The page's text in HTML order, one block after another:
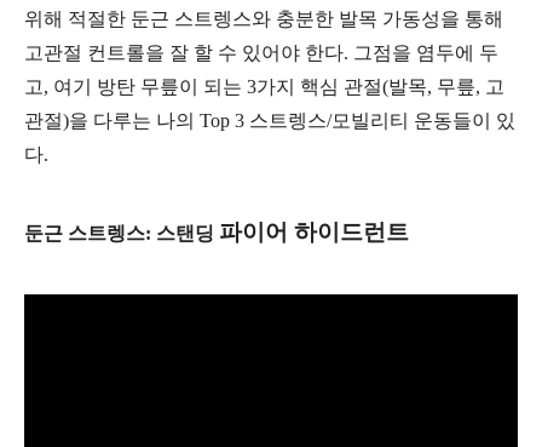
위해 적절한 둔근 스트렝스와 충분한 발목 가동성을 통해
고관절 컨트롤을 잘 할 수 있어야 한다. 그점을 염두에 두
고, 여기 방탄 무릎이 되는 3가지 핵심 관절(발목, 무릎, 고
관절)을 다루는 나의 Top 3 스트렝스/모빌리티 운동들이 있
다.
둔근 스트렝스: 스탠딩 파이어 하이드런트